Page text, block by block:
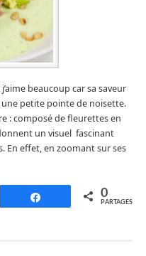
beaucoup car sa saveur
une petite pointe de noisette.
: composé de fleurettes en
un visuel fascinant
En effet, en zoomant sur ses
Partagez 0
PARTAGES